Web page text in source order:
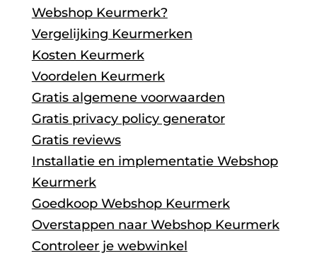
Webshop Keurmerk?
Vergelijking Keurmerken
Kosten Keurmerk
Voordelen Keurmerk
Gratis algemene voorwaarden
Gratis privacy policy generator
Gratis reviews
Installatie en implementatie Webshop
Keurmerk
Goedkoop Webshop Keurmerk
Overstappen naar Webshop Keurmerk
Controleer je webwinkel